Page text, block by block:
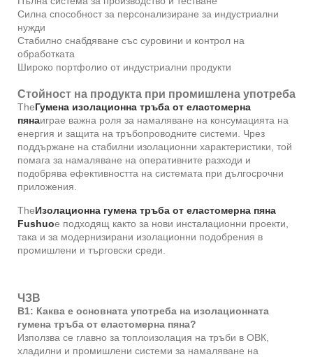
Силна способност за персонализиране за индустриални
нужди
Стабилно снабдяване със суровини и контрол на
обработката
Широко портфолио от индустриални продукти
Стойност на продукта при промишлена употреба
TheГумена изолационна тръба от еластомерна
пянаиграе важна роля за намаляване на консумацията на
енергия и защита на тръбопроводните системи. Чрез
поддържане на стабилни изолационни характеристики, той
помага за намаляване на оперативните разходи и
подобрява ефективността на системата при дългосрочни
приложения.
TheИзолационна гумена тръба от еластомерна пяна
Fushuoе подходящ както за нови инсталационни проекти,
така и за модернизирани изолационни подобрения в
промишлени и търговски среди.
ЧЗВ
В1: Каква е основната употреба на изолационната
гумена тръба от еластомерна пяна?
Използва се главно за топлоизолация на тръби в ОВК,
хладилни и промишлени системи за намаляване на